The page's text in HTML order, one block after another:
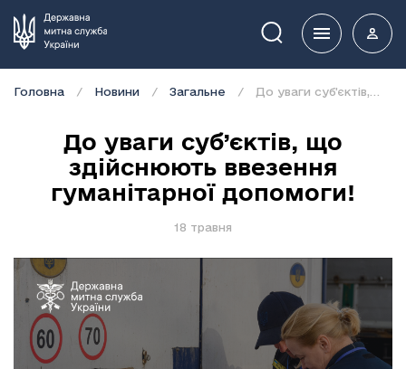
Пошук
Головна Новини Загальне
До уваги суб’єктів, що
здійснюють ввезення
гуманітарної допомоги!
18 травня